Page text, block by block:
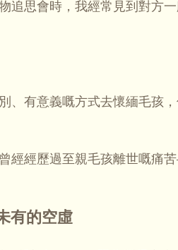
追思會時，我經常見到對方一
、有意義嘅方式去懷緬毛孩
經經歷過至親毛孩離世嘅痛
有的空虛